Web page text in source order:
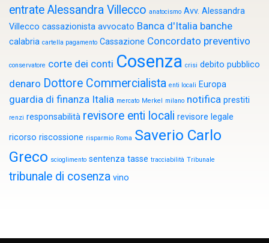
entrateAlessandra Villecco anatocismo Avv. Alessandra
Villecco cassazionista avvocato Banca d'Italia banche
calabria cartella pagamento Cassazione Concordato preventivo
conservatore corte dei conti Cosenza crisi debito pubblico
denaro Dottore Commercialista enti locali Europa
guardia di finanza Italia mercato Merkel milano notifica prestiti
renzi responsabilità revisore enti locali revisore legale
ricorso riscossione risparmio Roma Saverio Carlo
Greco scioglimento sentenza tasse tracciabilità Tribunale
tribunale di cosenza vino